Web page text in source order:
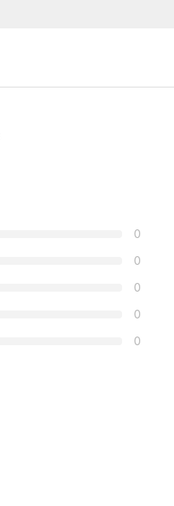
0
0
0
0
0